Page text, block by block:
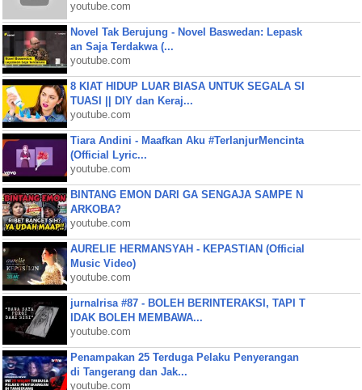
youtube.com
Novel Tak Berujung - Novel Baswedan: Lepask
an Saja Terdakwa (...
youtube.com
8 KIAT HIDUP LUAR BIASA UNTUK SEGALA SI
TUASI || DIY dan Keraj...
youtube.com
Tiara Andini - Maafkan Aku #TerlanjurMencinta
(Official Lyric...
youtube.com
BINTANG EMON DARI GA SENGAJA SAMPE N
ARKOBA?
youtube.com
AURELIE HERMANSYAH - KEPASTIAN (Official
Music Video)
youtube.com
jurnalrisa #87 - BOLEH BERINTERAKSI, TAPI T
IDAK BOLEH MEMBAWA...
youtube.com
Penampakan 25 Terduga Pelaku Penyerangan
di Tangerang dan Jak...
youtube.com